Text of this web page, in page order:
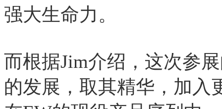
强大生命力。
而根据Jim介绍，这次参
的发展，取其精华，加入